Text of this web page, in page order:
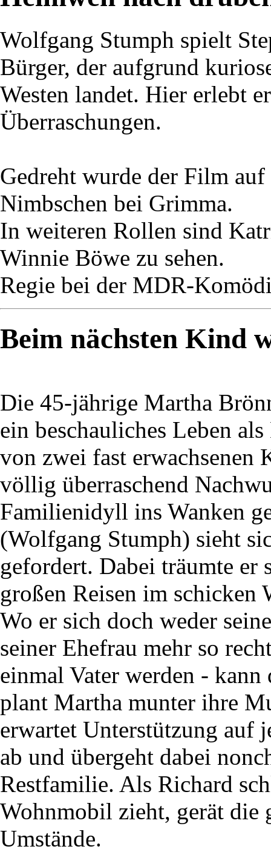
Wolfgang Stumph spielt
Bürger, der aufgrund
Westen landet. Hier erlebt
Überraschungen.
Gedreht wurde der Film
Nimbschen bei Grimma.
In weiteren Rollen sind
Winnie Böwe zu sehen.
Regie bei der MDR-
Beim nächsten Kind
Die 45-jährige Martha
ein beschauliches Leben
von zwei fast erwachsenen
völlig überraschend
Familienidyll ins Wanken
(Wolfgang Stumph) sieht
gefordert. Dabei träumte er
großen Reisen im schicken
Wo er sich doch weder
seiner Ehefrau mehr so
einmal Vater werden -
plant Martha munter ihre
erwartet Unterstützung auf
ab und übergeht dabei
Restfamilie. Als Richard
Wohnmobil zieht, gerät die
Umstände.